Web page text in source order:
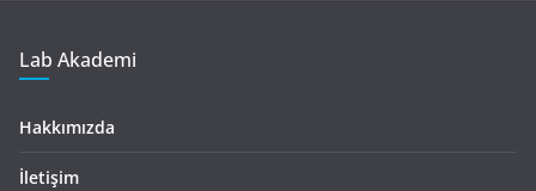
Lab Akademi
Hakkımızda
İletişim